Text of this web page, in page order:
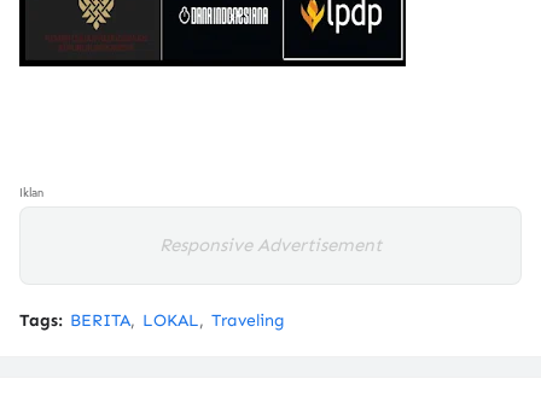
Iklan
Responsive Advertisement
Tags: BERITA LOKAL Traveling